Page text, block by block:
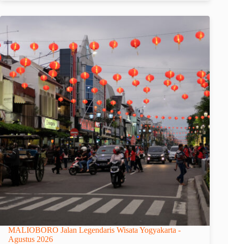
MALIOBORO Jalan Legendaris Wisata Yogyakarta -
Agustus 2026